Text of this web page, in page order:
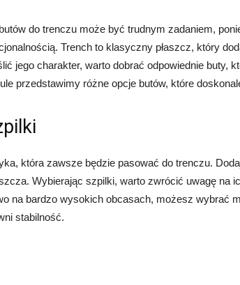
do trenczu może być trudnym zadaniem,
Trench to klasyczny płaszcz, który
jego charakter, warto dobrać odpowiednie buty,
przedstawimy różne opcje butów, które
która zawsze będzie pasować do trenczu.
Wybierając szpilki, warto zwrócić uwagę na
na bardzo wysokich obcasach, możesz wybrać
stabilność.